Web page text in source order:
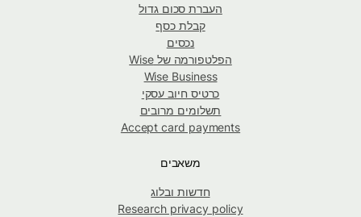
העברת סכום גדול
קבלת כסף
נכסים
הפלטפורמה של Wise
Wise Business
כרטיס חיוב עסקי
תשלומים מרובים
Accept card payments
משאבים
חדשות ובלוג
Research privacy policy